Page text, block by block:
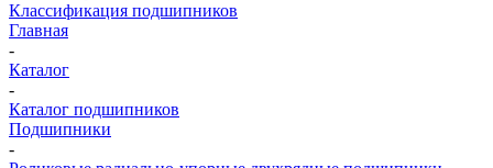
Классификация подшипников
Главная
-
Каталог
-
Каталог подшипников
Подшипники
-